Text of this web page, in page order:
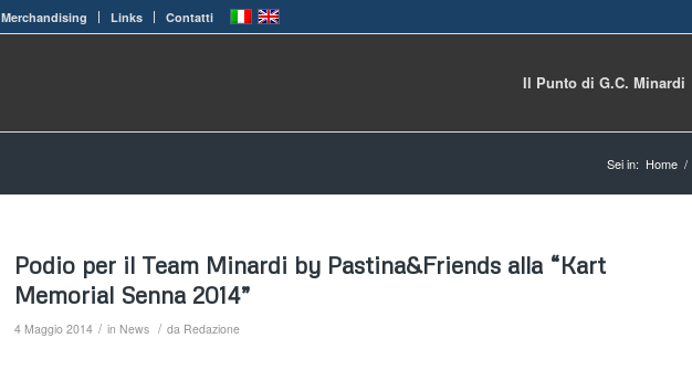
Merchandising Links Contatti
Il Punto di G.C. Minardi
Sei in: Home /
Podio per il Team Minardi by Pastina&Friends alla “Kart
Memorial Senna 2014”
4 Maggio 2014 / in News / da Redazione